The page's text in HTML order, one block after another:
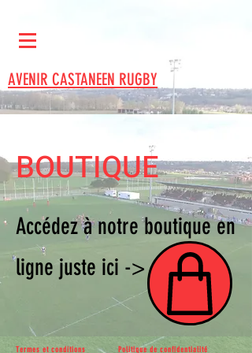
AVENIR CASTANEEN RUGBY
BOUTIQUE
Accédez à notre boutique en
ligne juste ici ->
Termes et conditions Politique de confidentialité